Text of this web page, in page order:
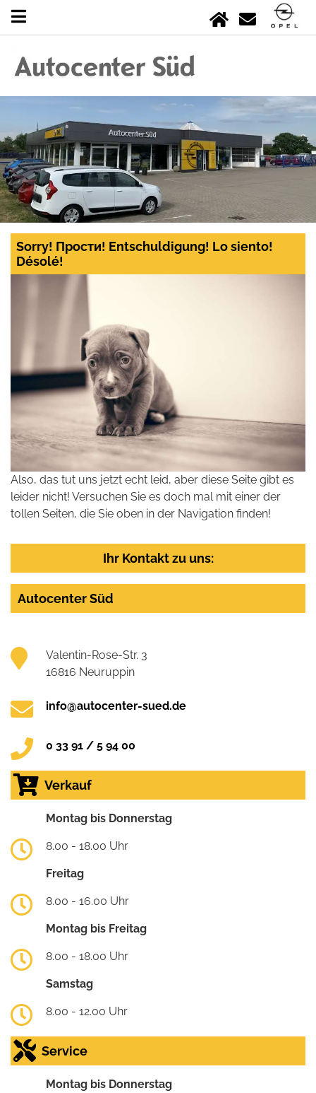
Sorry! Прости! Entschuldigung! Lo siento!
Désolé!
Also, das tut uns jetzt echt leid, aber diese Seite gibt es
leider nicht! Versuchen Sie es doch mal mit einer der
tollen Seiten, die Sie oben in der Navigation finden!
Ihr Kontakt zu uns:
Autocenter Süd
Valentin-Rose-Str. 3
16816 Neuruppin
info@autocenter-sued.de
0 33 91 / 5 94 00
Verkauf
Montag bis Donnerstag
8.00 - 18.00 Uhr
Freitag
8.00 - 16.00 Uhr
Montag bis Freitag
8.00 - 18.00 Uhr
Samstag
8.00 - 12.00 Uhr
Service
Montag bis Donnerstag